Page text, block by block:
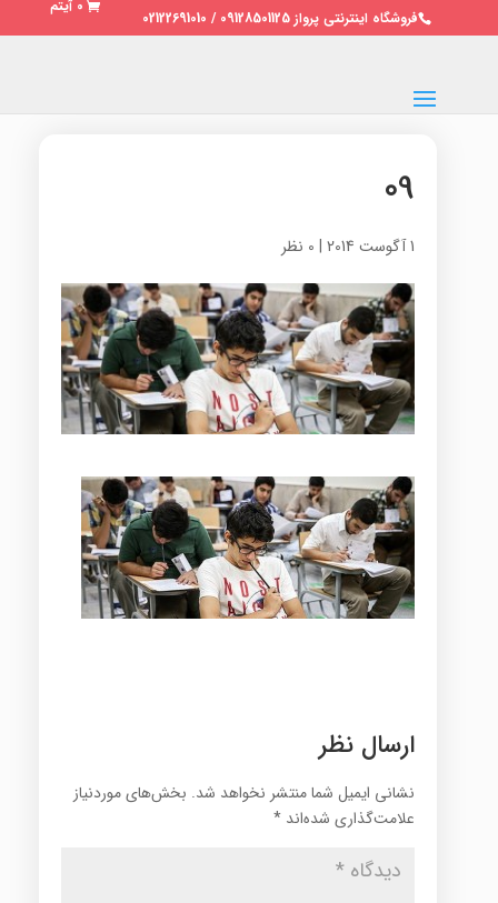
فروشگاه اینترنتی پرواز 09128501125 / 02122691010
0 آیتم
09
1 آگوست 2014 | 0 نظر
ارسال نظر
نشانی ایمیل شما منتشر نخواهد شد. بخش‌های موردنیاز
علامت‌گذاری شده‌اند *